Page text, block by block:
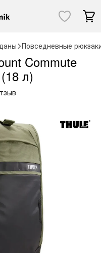
Повседневные
Commute
л)